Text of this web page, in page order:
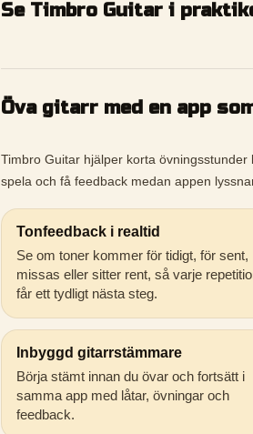
Se Timbro Guitar i
Öva gitarr med en app
Timbro Guitar hjälper korta
spela och få feedback medan appen
Tonfeedback i realtid
Se om toner kommer för tidigt, för sent,
missas eller sitter rent, så varje
får ett tydligt nästa steg.
Inbyggd gitarrstämmare
Börja stämt innan du övar och fortsätt i
samma app med låtar, övningar och
feedback.